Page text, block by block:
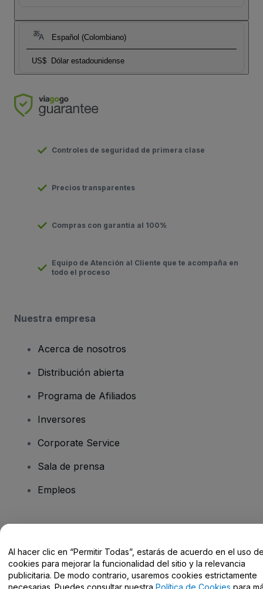
Español (Colombiano)
US$ Dólar estadounidense
Controles de seguridad de primera clase
Precios transparentes
Compras con garantía al 100%
Equipo de Atención al Cliente que te acompaña en
todo el proceso
Nuestra empresa
Acerca de nosotros
Distribución abierta
Programa de Afiliados
Inversores
Corporate Service
Sala de prensa
Empleos
Centro de Ayuda / Contacto
Al hacer clic en “Permitir Todas”, estarás de acuerdo en el uso
cookies para mejorar la funcionalidad del sitio y la relevancia
publicitaria. De modo contrario, usaremos cookies estrictamente
necesarias. Puedes consultar nuestra Política de Cookies para